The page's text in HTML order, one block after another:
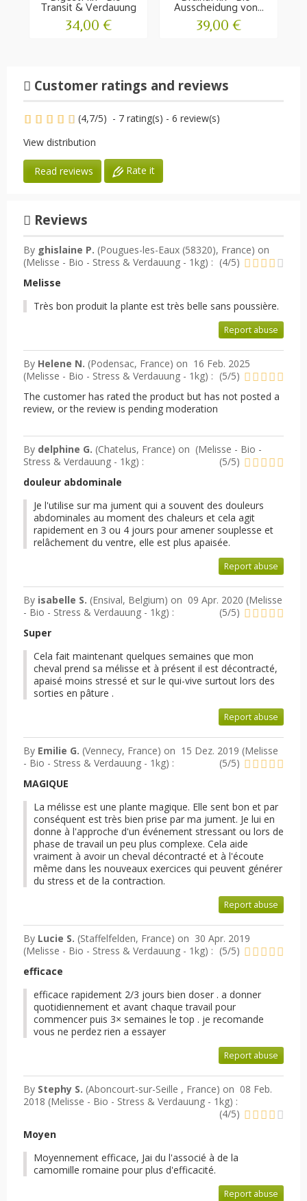
Transit & Verdauung
34,00 €
Ausscheidung von...
39,00 €
Customer ratings and reviews
(4,7/5) - 7 rating(s) - 6 review(s)
View distribution
Read reviews Rate it
Reviews
By ghislaine P. (Pougues-les-Eaux (58320), France) on
(Melisse - Bio - Stress & Verdauung - 1kg) : (4/5)
Melisse
Très bon produit la plante est très belle sans poussière.
Report abuse
By Helene N. (Podensac, France) on 16 Feb. 2025
(Melisse - Bio - Stress & Verdauung - 1kg) : (5/5)
The customer has rated the product but has not posted a
review, or the review is pending moderation
By delphine G. (Chatelus, France) on (Melisse - Bio -
Stress & Verdauung - 1kg) : (5/5)
douleur abdominale
Je l'utilise sur ma jument qui a souvent des douleurs
abdominales au moment des chaleurs et cela agit
rapidement en 3 ou 4 jours pour amener souplesse et
relâchement du ventre, elle est plus apaisée.
Report abuse
By isabelle S. (Ensival, Belgium) on 09 Apr. 2020 (Melisse
- Bio - Stress & Verdauung - 1kg) : (5/5)
Super
Cela fait maintenant quelques semaines que mon
cheval prend sa mélisse et à présent il est décontracté,
apaisé moins stressé et sur le qui-vive surtout lors des
sorties en pâture .
Report abuse
By Emilie G. (Vennecy, France) on 15 Dez. 2019 (Melisse
- Bio - Stress & Verdauung - 1kg) : (5/5)
MAGIQUE
La mélisse est une plante magique. Elle sent bon et par
conséquent est très bien prise par ma jument. Je lui en
donne à l'approche d'un événement stressant ou lors de
phase de travail un peu plus complexe. Cela aide
vraiment à avoir un cheval décontracté et à l'écoute
même dans les nouveaux exercices qui peuvent générer
du stress et de la contraction.
Report abuse
By Lucie S. (Staffelfelden, France) on 30 Apr. 2019
(Melisse - Bio - Stress & Verdauung - 1kg) : (5/5)
efficace
efficace rapidement 2/3 jours bien doser . a donner
quotidiennement et avant chaque travail pour
commencer puis 3× semaines le top . je recomande
vous ne perdez rien a essayer
Report abuse
By Stephy S. (Aboncourt-sur-Seille , France) on 08 Feb.
2018 (Melisse - Bio - Stress & Verdauung - 1kg) :
(4/5)
Moyen
Moyennement efficace, Jai du l'associé à de la
camomille romaine pour plus d'efficacité.
Report abuse